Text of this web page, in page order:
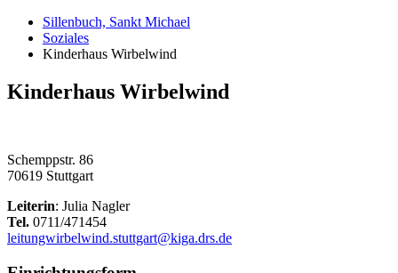
Sillenbuch, Sankt Michael
Soziales
Kinderhaus Wirbelwind
Kinderhaus Wirbelwind
Schemppstr. 86
70619 Stuttgart
Leiterin: Julia Nagler
Tel. 0711/471454
leitungwirbelwind.stuttgart@kiga.drs.de